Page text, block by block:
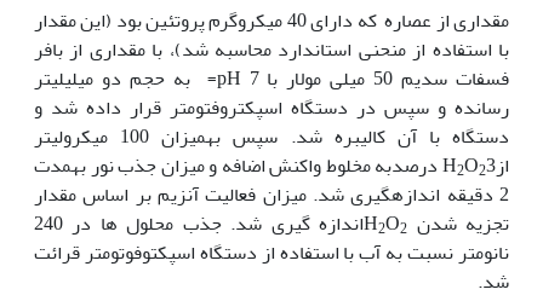
مقداری از عصاره که دارای 40 میکروگرم پروتئین بود (این مقدار
با استفاده از منحنی استاندارد محاسبه شد)، با مقداری از بافر
فسفات سدیم 50 میلی مولار با 7 pH= به حجم دو میلی­لیتر
رسانده و سپس در دستگاه اسپکتروفتومتر قرار داده شد و
دستگاه با آن کالیبره شد. سپس بهمیزان 100 میکرولیتر
ازH
2O2
3 درصدبه مخلوط واکنش اضافه و میزان جذب نور بهمدت
2 دقیقه اندازهگیری شد. میزان فعالیت آنزیم بر اساس مقدار
تجزیه شدن H
2O2
اندازه گیری شد. جذب محلول ها در 240
نانومتر نسبت به آب با استفاده از دستگاه اسپکتوفوتومتر قرائت
شد.